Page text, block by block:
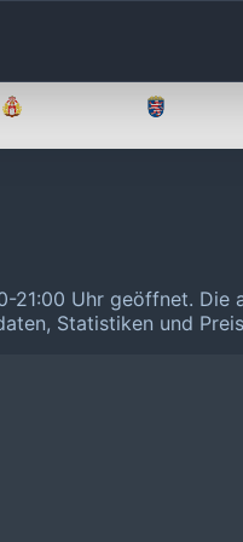
21:00 Uhr geöffnet. Die
Statistiken und